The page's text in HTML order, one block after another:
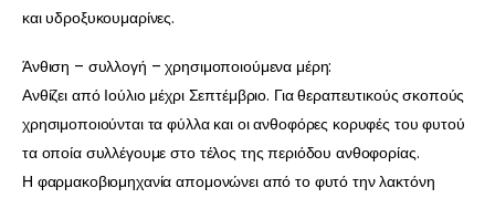
και υδροξυκουμαρίνες.
Άνθιση – συλλογή – χρησιμοποιούμενα μέρη:
Ανθίζει από Ιούλιο μέχρι Σεπτέμβριο. Για θεραπευτικούς σκοπούς
χρησιμοποιούνται τα φύλλα και οι ανθοφόρες κορυφές του φυτού
τα οποία συλλέγουμε στο τέλος της περιόδου ανθοφορίας.
Η φαρμακοβιομηχανία απομονώνει από το φυτό την λακτόνη